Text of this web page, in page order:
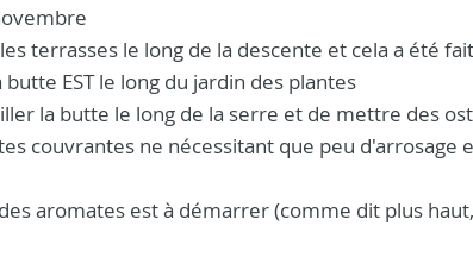
terrasses le long de la descente et cela a été
EST le long du jardin des plantes
la butte le long de la serre et de mettre des
couvrantes ne nécessitant que peu d'arrosage
aromates est à démarrer (comme dit plus